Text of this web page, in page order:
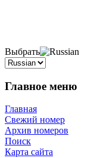
Выбрать
Главное меню
Главная
Свежий номер
Архив номеров
Поиск
Карта сайта